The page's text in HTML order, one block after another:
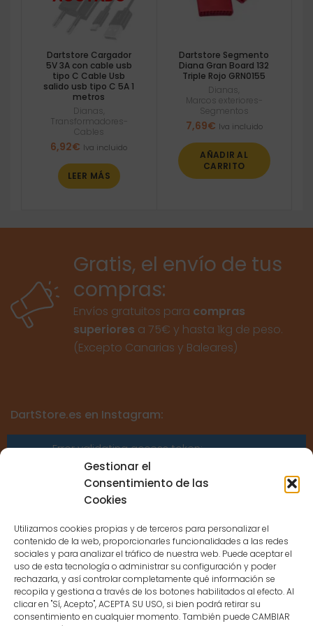
Gestionar el
Consentimiento de las
Cookies
Utilizamos cookies propias y de terceros para personalizar el
contenido de la web, proporcionarles funcionalidades a las redes
sociales y para analizar el tráfico de nuestra web. Puede aceptar el
uso de esta tecnología o administrar su configuración y poder
rechazarla, y así controlar completamente qué información se
recopila y gestiona a través de los botones habilitados al efecto. Al
clicar en "Sí, Acepto", ACEPTA SU USO, si bien podrá retirar su
consentimiento en cualquier momento. También puede CAMBIAR
Dartstore Cargador
5V 3A con cable usb
tipo C Cable Usb
salido usb tipo C 5A 1
metros
Dianas
Transformadores-
Cables
6,92€ Iva incluido
LEER MÁS
Dartstore Segmento
Diana Gran Board 132
Triple Rojo GRN0155
Dianas
Marcos exteriores-
Segmentos
7,69€ Iva incluido
AÑADIR AL
CARRITO
Gratis, el envío de tus
compras:
Envíos gratuitos para compras
superiores a 75€ y hasta 1kg de peso.
(Excepto Canarias y Baleares)
DartStore.es en Instagram:
Error validating access token:
Sessions for the user are not allowed
because the user is not a confirmed
CONTACTO
MENÚ PRINCIPAL